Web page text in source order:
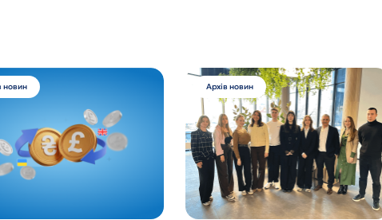
новин Архів новин